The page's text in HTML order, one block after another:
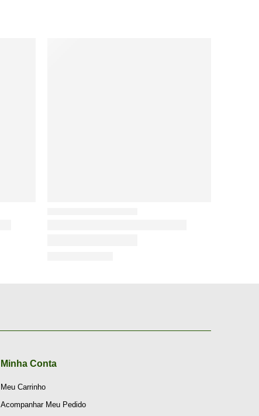
Minha Conta
Meu Carrinho
Acompanhar Meu Pedido